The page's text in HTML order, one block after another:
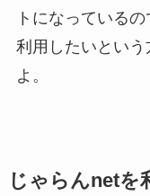
トになっている
利用したいとい
よ。
じゃらんnetを